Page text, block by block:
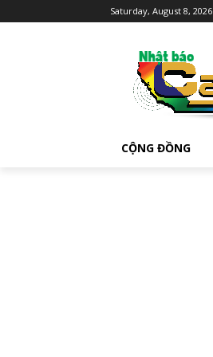
Saturday, August 8, 2026
CỘNG ĐỒNG